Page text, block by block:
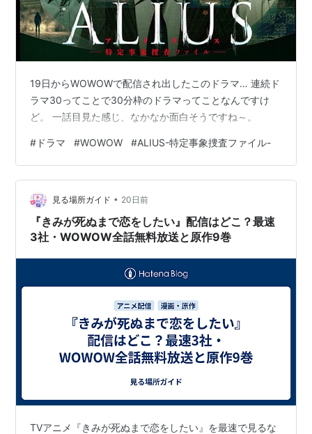
19日からWOWOWで配信され出したこのドラマ… 連続ド
ラマ30ってことで30分枠のドラマってことなんですけ
ど。 一話目見た感じ、なかなか面白そうですね～。
# ドラマ #WOWOW #ALIUS-特定事象捜査ファイル-
見る場所ガイド • 20日前
『きみが死ぬまで恋をしたい』配信はどこ？最速
3社・WOWOW全話無料放送と原作9巻
TVアニメ『きみが死ぬまで恋をしたい』を最速で見るな